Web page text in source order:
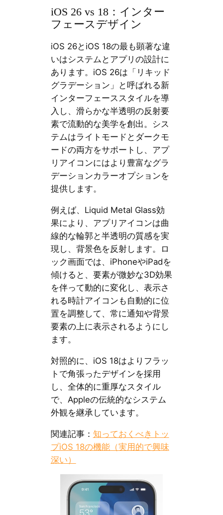
iOS 26 vs 18：インター
フェースデザイン
iOS 26とiOS 18の最も顕著な違
いはシステムとアプリの設計に
あります。iOS 26は「リキッド
グラデーション」と呼ばれる新
インターフェーススタイルを導
入し、滑らかな半透明の反射要
素で流動的な美学を創出。シス
テムはライトモードとダークモ
ードの両方をサポートし、アプ
リアイコンにはより豊富なグラ
デーションカラーオプションを
提供します。
例えば、Liquid Metal Glass効
果により、アプリアイコンは曲
線的な輪郭と半透明の質感を実
現し、背景色を反射します。ロ
ック画面では、iPhoneやiPadを
傾けると、要素が微妙な3D効果
を伴って動的に変化し、表示さ
れる時計アイコンも自動的に位
置を調整して、常に通知や背景
要素の上に表示されるようにし
ます。
対照的に、iOS 18はよりフラッ
トで角張ったデザインを採用
し、全体的に重厚なスタイル
で、Appleの伝統的なシステム
外観を継承しています。
関連記事： 知っておくべきトッ
プiOS 18の機能（実用的で興味
深い）